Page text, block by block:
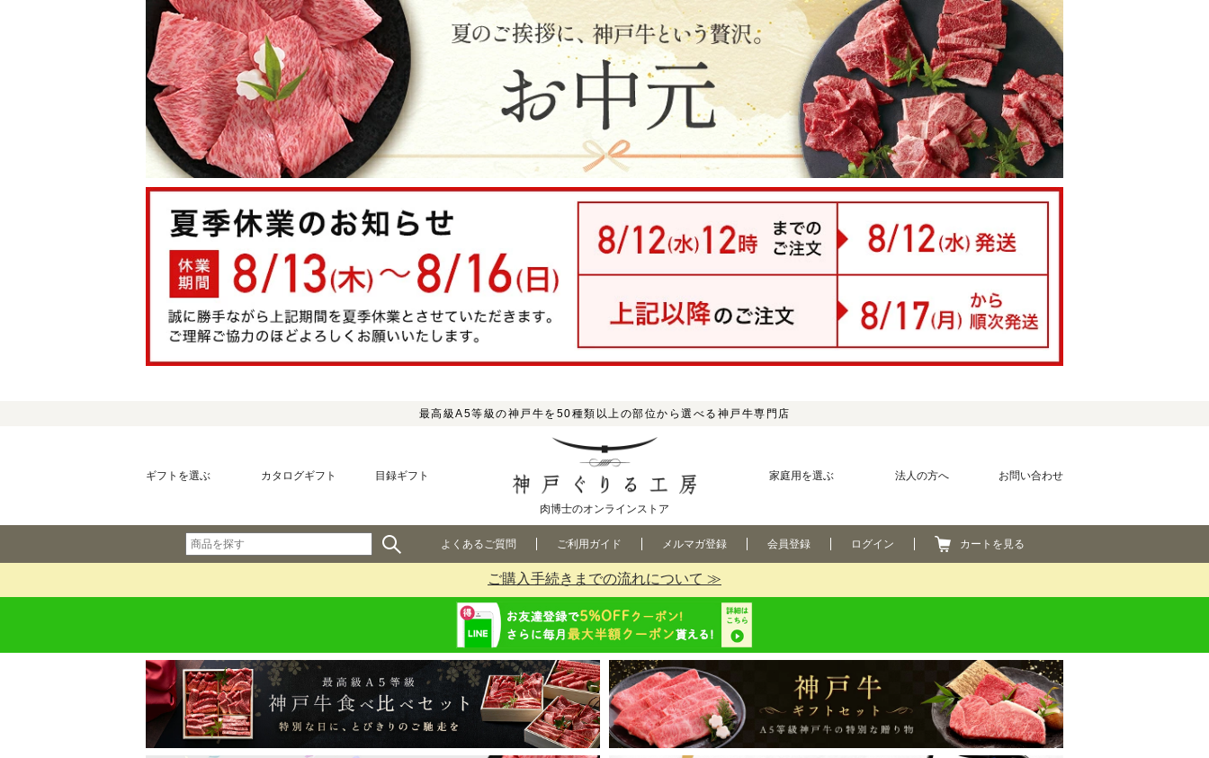
最高級A5等級の神戸牛を50種類以上の部位から選べる神戸牛専門店
ギフトを選ぶ カタログギフト 目録ギフト
肉博士のオンラインストア
家庭用を選ぶ 法人の方へ お問い合わせ
よくあるご質問 ご利用ガイド メルマガ登録 会員登録 ログイン カートを見る
ご購入手続きまでの流れについて ≫